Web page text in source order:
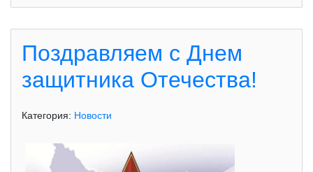
Поздравляем с Днем
защитника Отечества!
Категория: Новости